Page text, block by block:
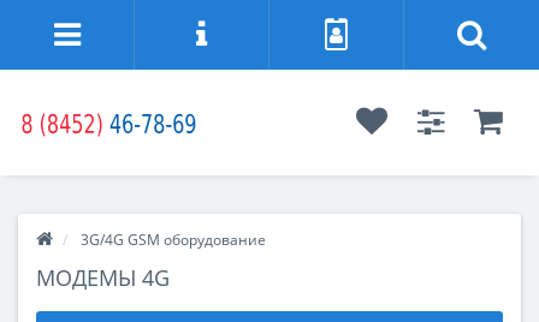
3G/4G GSM оборудование
МОДЕМЫ 4G